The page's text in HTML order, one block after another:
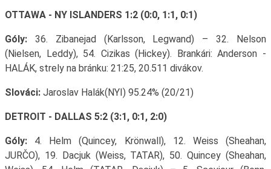
OTTAWA - NY ISLANDERS 1:2 (0:0, 1:1, 0:1)
Góly:36. Zibanejad (Karlsson, Legwand) – 32. Nelson
(Nielsen, Leddy), 54. Cizikas (Hickey). Brankári: Anderson -
HALÁK, strely na bránku: 21:25, 20.511 divákov.
Slováci:Jaroslav Halák(NYI) 95.24% (20/21)
DETROIT - DALLAS 5:2 (3:1, 0:1, 2:0)
Góly:4. Helm (Quincey, Krönwall), 12. Weiss (Sheahan,
JURČO), 19. Dacjuk (Weiss, TATAR), 50. Quincey (Sheahan,